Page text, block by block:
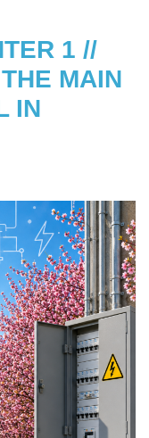
1 //
MAIN
IN